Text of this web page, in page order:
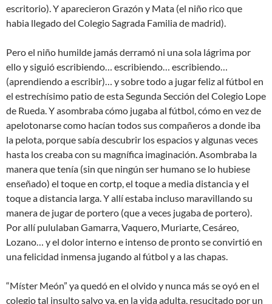
escritorio). Y aparecieron Grazón y Mata (el niño rico que
habia llegado del Colegio Sagrada Familia de madrid).
Pero el niño humilde jamás derramó ni una sola lágrima por
ello y siguió escribiendo… escribiendo… escribiendo…
(aprendiendo a escribir)… y sobre todo a jugar feliz al fútbol en
el estrechísimo patio de esta Segunda Sección del Colegio Lope
de Rueda. Y asombraba cómo jugaba al fútbol, cómo en vez de
apelotonarse como hacían todos sus compañeros a donde iba
la pelota, porque sabía descubrir los espacios y algunas veces
hasta los creaba con su magnífica imaginación. Asombraba la
manera que tenía (sin que ningún ser humano se lo hubiese
enseñado) el toque en cortp, el toque a media distancia y el
toque a distancia larga. Y allí estaba incluso maravillando su
manera de jugar de portero (que a veces jugaba de portero).
Por allí pululaban Gamarra, Vaquero, Muriarte, Cesáreo,
Lozano… y el dolor interno e intenso de pronto se convirtió en
una felicidad inmensa jugando al fútbol y a las chapas.
“Míster Meón” ya quedó en el olvido y nunca más se oyó en el
colegio tal insulto salvo ya, en la vida adulta, resucitado por un